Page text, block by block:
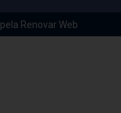
pela Renovar Web